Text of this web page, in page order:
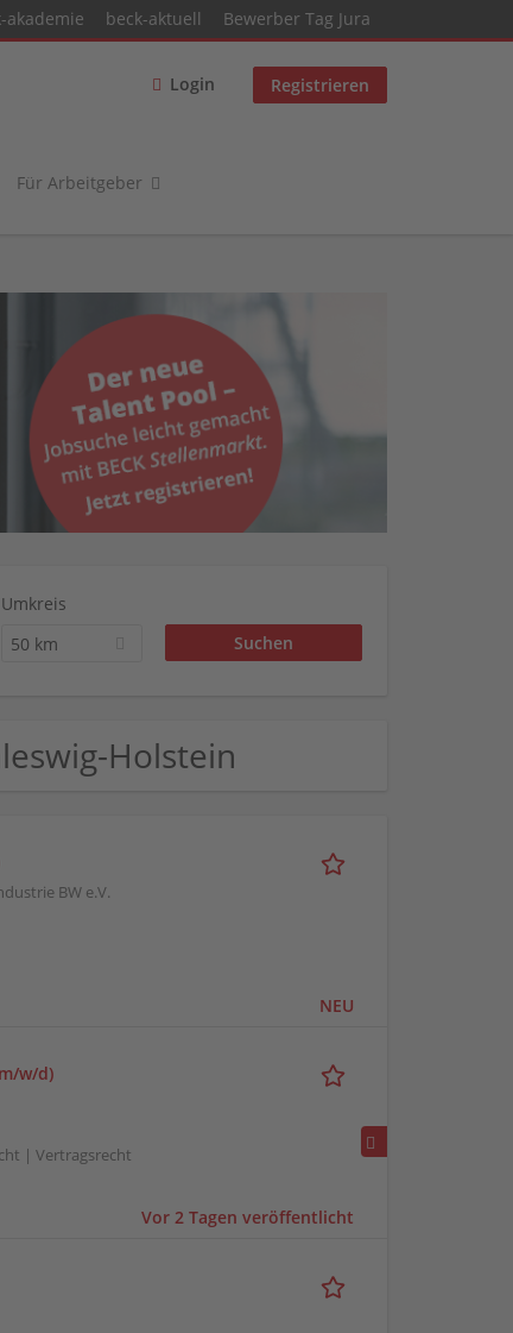
akademie beck-aktuell Bewerber Tag Jura
Login Registrieren
Für Arbeitgeber
Umkreis
50 km
Holstein
BW e.V.
NEU
w/d)
| Vertragsrecht
Vor 2 Tagen veröffentlicht